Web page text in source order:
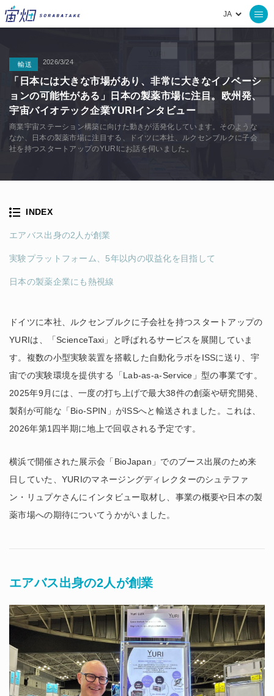
輸送 2026/3/24
「日本には大きな市場があり、非常に大きなイノベーシ
ョンの可能性がある」日本の製薬市場に注目。欧州発、
宇宙バイオテック企業YURIインタビュー
商業宇宙ステーション構築に向けた動きが活発化しています。そのような
なか、日本の製薬市場に注目する、ドイツに本社、ルクセンブルクに子会
社を持つスタートアップのYURIにお話を伺いました。
ドイツに本社、ルクセンブルクに子会社を持つスタートアップの
YURIは、「ScienceTaxi」と呼ばれるサービスを展開していま
す。複数の小型実験装置を搭載した自動化ラボをISSに送り、宇
宙での実験環境を提供する「Lab-as-a-Service」型の事業です。
2025年9月には、一度の打ち上げで最大38件の創薬や研究開発、
製剤が可能な「Bio-SPIN」がISSへと輸送されました。これは、
2026年第1四半期に地上で回収される予定です。
横浜で開催された展示会「BioJapan」でのブース出展のため来
日していた、YURIのマネージングディレクターのシュテファ
ン・リュプケさんにインタビュー取材し、事業の概要や日本の製
薬市場への期待についてうかがいました。
エアバス出身の2人が創業
INDEX
エアバス出身の2人が創業
実験プラットフォーム、5年以内の収益化を目指して
日本の製薬企業にも熱視線